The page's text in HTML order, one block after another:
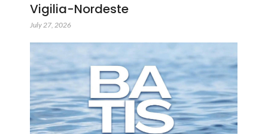
Vigilia-Nordeste
July 27, 2026